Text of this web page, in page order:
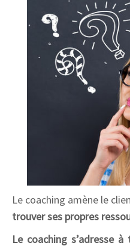
Le coaching amène le
trouver ses propres
Le coaching s’adresse à